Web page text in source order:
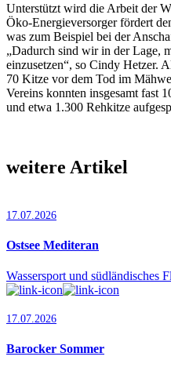
Unterstützt wird die Arbeit der
Öko-Energieversorger fördert
was zum Beispiel bei der
„Dadurch sind wir in der Lage,
einzusetzen“, so Cindy Hetzer.
70 Kitze vor dem Tod im
Vereins konnten insgesamt fast
und etwa 1.300 Rehkitze
weitere Artikel
17.07.2026
Ostsee Mediteran
Wassersport und südländisches
17.07.2026
Barocker Sommer